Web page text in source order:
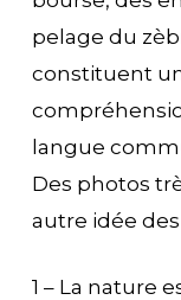
pelage du
constituent
langue
Des photos
autre idée
1 – La nature